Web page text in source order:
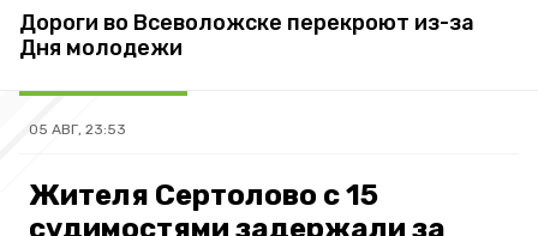
Дороги во Всеволожске перекроют из-за
Дня молодежи
05 АВГ, 23:53
Жителя Сертолово с 15
судимостями задержали за